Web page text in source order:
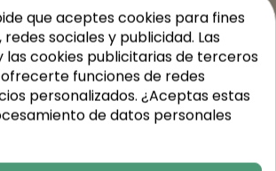
producto
que aceptes cookies para fines
sociales y publicidad. Las
las cookies publicitarias de terceros
funciones de redes
personalizados. ¿Aceptas estas
de datos personales